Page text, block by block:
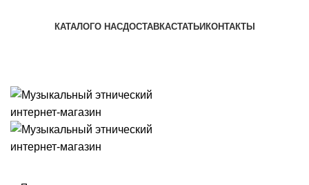
КАТАЛОГО НАСДОСТАВКАСТАТЬИ КОНТАКТЫ